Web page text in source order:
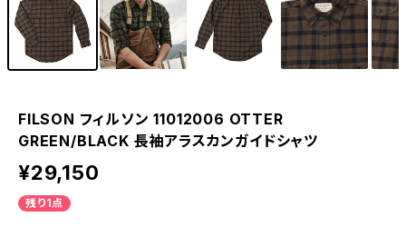
FILSON フィルソン 11012006 OTTER
GREEN/BLACK 長袖アラスカンガイドシャツ
¥29,150
残り1点